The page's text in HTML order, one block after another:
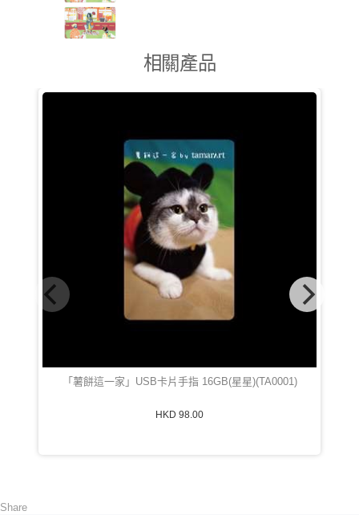
相關產品
「薯餅這一家」USB卡片手指 16GB(星星)(TA0001)
HKD 98.00
Share